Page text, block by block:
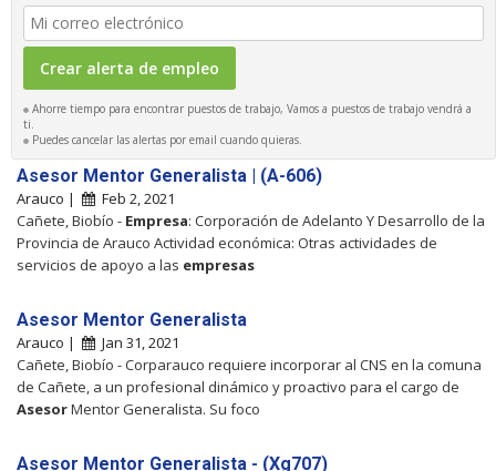
Ahorre tiempo para encontrar puestos de trabajo, Vamos a puestos de trabajo vendrá a
ti.
Puedes cancelar las alertas por email cuando quieras.
Asesor Mentor Generalista | (A-606)
Arauco |
Feb 2, 2021
Cañete, Biobío - Empresa: Corporación de Adelanto Y Desarrollo de la
Provincia de Arauco Actividad económica: Otras actividades de
servicios de apoyo a las empresas
Asesor Mentor Generalista
Arauco |
Jan 31, 2021
Cañete, Biobío - Corparauco requiere incorporar al CNS en la comuna
de Cañete, a un profesional dinámico y proactivo para el cargo de
AsesorMentor Generalista. Su foco
Asesor Mentor Generalista - (Xg707)